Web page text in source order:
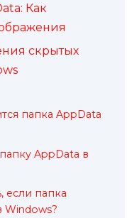
Как
скрытых
папка AppData
AppData в
если папка
Windows?